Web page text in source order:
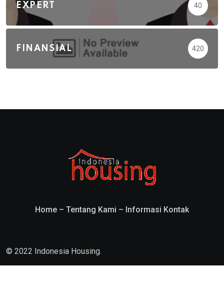
EXPERT 40
FINANSIAL 420
Home – Tentang Kami – Informasi Kontak
© 2022 Indonesia Housing.